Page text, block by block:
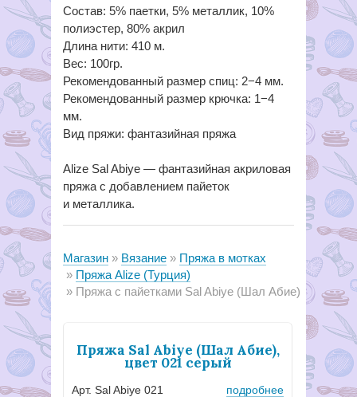
Cостав: 5% паетки, 5% металлик, 10%
полиэстер, 80% акрил
Длина нити: 410 м.
Вес: 100гр.
Рекомендованный размер спиц: 2−4 мм.
Рекомендованный размер крючка: 1−4
мм.
Вид пряжи: фантазийная пряжа
Alize Sal Abiye — фантазийная акриловая
пряжа с добавлением пайеток
и металлика.
Магазин Вязание
Пряжа в мотках
Пряжа Alize (Турция)
Пряжа с пайетками Sal Abiye (Шал Абие)
Пряжа Sal Abiye (Шал Абие),
цвет 021 серый
Арт. Sal Abiye 021 подробнее